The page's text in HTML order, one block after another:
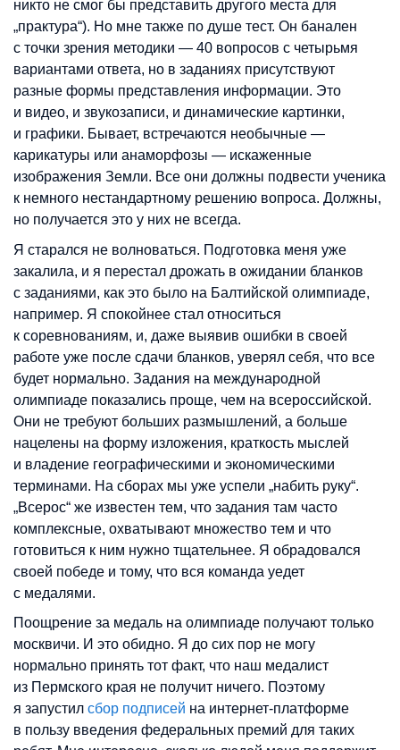
никто не смог бы представить другого места для
„практура“). Но мне также по душе тест. Он банален
с точки зрения методики — 40 вопросов с четырьмя
вариантами ответа, но в заданиях присутствуют
разные формы представления информации. Это
и видео, и звукозаписи, и динамические картинки,
и графики. Бывает, встречаются необычные —
карикатуры или анаморфозы — искаженные
изображения Земли. Все они должны подвести ученика
к немного нестандартному решению вопроса. Должны,
но получается это у них не всегда.
Я старался не волноваться. Подготовка меня уже
закалила, и я перестал дрожать в ожидании бланков
с заданиями, как это было на Балтийской олимпиаде,
например. Я спокойнее стал относиться
к соревнованиям, и, даже выявив ошибки в своей
работе уже после сдачи бланков, уверял себя, что все
будет нормально. Задания на международной
олимпиаде показались проще, чем на всероссийской.
Они не требуют больших размышлений, а больше
нацелены на форму изложения, краткость мыслей
и владение географическими и экономическими
терминами. На сборах мы уже успели „набить руку“.
„Всерос“ же известен тем, что задания там часто
комплексные, охватывают множество тем и что
готовиться к ним нужно тщательнее. Я обрадовался
своей победе и тому, что вся команда уедет
с медалями.
Поощрение за медаль на олимпиаде получают только
москвичи. И это обидно. Я до сих пор не могу
нормально принять тот факт, что наш медалист
из Пермского края не получит ничего. Поэтому
я запустил сбор подписей на интернет-платформе
в пользу введения федеральных премий для таких